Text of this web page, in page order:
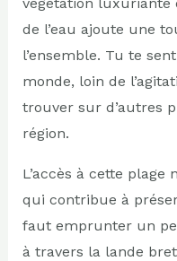
de l’eau ajoute une
l’ensemble. Tu te
monde, loin de
trouver sur d’autres
région.
L’accès à cette plage
qui contribue à
faut emprunter un
à travers la lande